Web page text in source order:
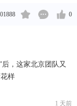
巴基斯坦、越南、美 0
，这家北京团队又
样
1 天前